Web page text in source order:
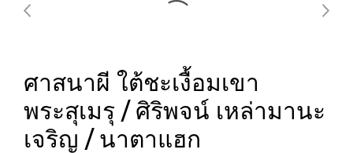
ศาสนาผี ใต้ชะเงื้อมเขา
พระสุเมรุ / ศิริพจน์ เหล่ามานะ
เจริญ / นาตาแฮก